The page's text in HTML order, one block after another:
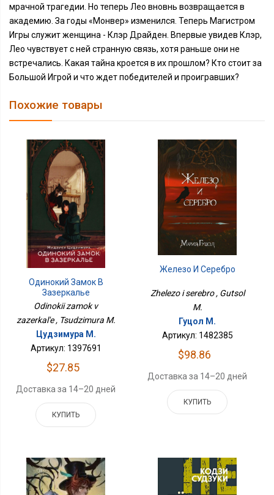
мрачной трагедии. Но теперь Лео вновнь возвращается в
академию. За годы «Монвер» изменился. Теперь Магистром
Игры служит женщина - Клэр Драйден. Впервые увидев Клэр,
Лео чувствует с ней странную связь, хотя раньше они не
встречались. Какая тайна кроется в их прошлом? Кто стоит за
Большой Игрой и что ждет победителей и проигравших?
Похожие товары
Одинокий Замок В
Зазеркалье
Odinokii zamok v
zazerkal'e , Tsudzimura M.
Цудзимура М.
Артикул: 1397691
$27.85
Доставка за 14–20 дней
КУПИТЬ
Железо И Серебро
Zhelezo i serebro , Gutsol
M.
Гуцол М.
Артикул: 1482385
$98.86
Доставка за 14–20 дней
КУПИТЬ